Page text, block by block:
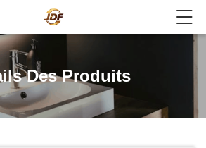
Des Produits